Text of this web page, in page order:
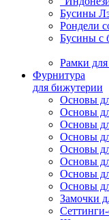
Бусины
Рондели
Бусины с
Рамки
Фурнитура
для бижутерии
Основы
Основы
Основы
Основы
Основы
Основы
Основы
Основы
Замочки